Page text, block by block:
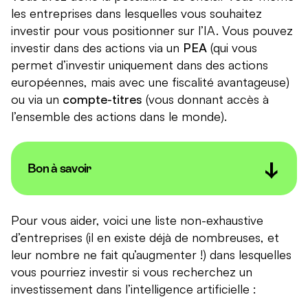
les entreprises dans lesquelles vous souhaitez
investir pour vous positionner sur l’IA. Vous pouvez
investir dans des actions via un PEA (qui vous
permet d’investir uniquement dans des actions
européennes, mais avec une fiscalité avantageuse)
ou via un compte-titres (vous donnant accès à
l’ensemble des actions dans le monde).
Bon à savoir
véritable travail d’analyse : vous devez d’abord vous
renseigner sur les entreprises ayant un lien avec
l’intelligence artificielle. Vous pouvez vous poser
plusieurs questions : l’entreprise conçoit-elle un
programme d’IA ? Fait-elle partie de la chaîne de
valeur pour la conception de l’IA ? Utilise-t-elle l’IA
Pour vous aider, voici une liste non-exhaustive
d’entreprises (il en existe déjà de nombreuses, et
leur nombre ne fait qu’augmenter !) dans lesquelles
vous pourriez investir si vous recherchez un
investissement dans l’intelligence artificielle :